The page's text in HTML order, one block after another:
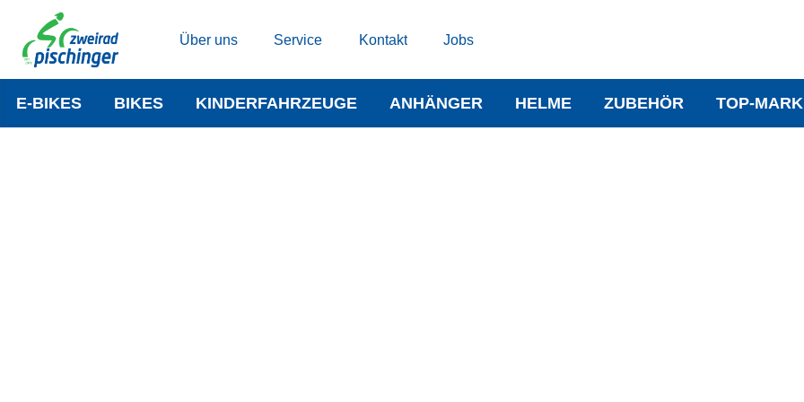
Über uns Service Kontakt Jobs
E-BIKES BIKES KINDERFAHRZEUGE ANHÄNGER HELME ZUBEHÖR TOP-